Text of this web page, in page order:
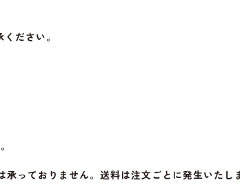
ださい。
っておりません。送料は注文ごとに発生いたし